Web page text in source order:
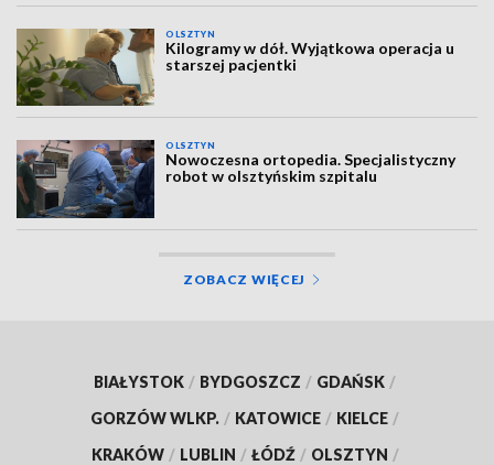
OLSZTYN
Kilogramy w dół. Wyjątkowa operacja u
starszej pacjentki
OLSZTYN
Nowoczesna ortopedia. Specjalistyczny
robot w olsztyńskim szpitalu
ZOBACZ WIĘCEJ
BIAŁYSTOK / BYDGOSZCZ / GDAŃSK /
GORZÓW WLKP. / KATOWICE / KIELCE /
KRAKÓW / LUBLIN / ŁÓDŹ / OLSZTYN /